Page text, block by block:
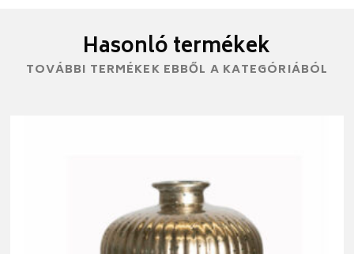
Hasonló termékek
TOVÁBBI TERMÉKEK EBBŐL A KATEGÓRIÁBÓL